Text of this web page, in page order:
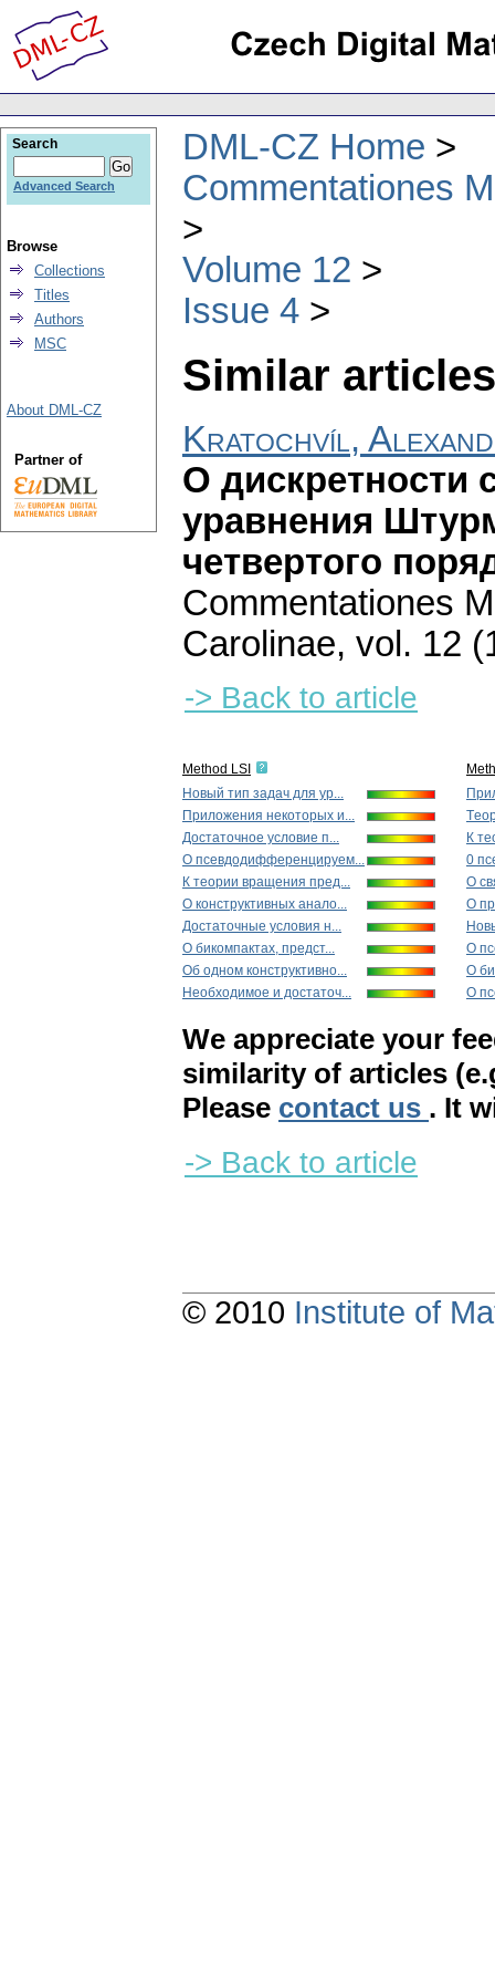
DML-CZ Home
Commentationes
Volume 12
Issue 4
Similar
Kratochvíl,
О дискретности
уравнения
четвертого
Commentationes
Carolinae, vol. 12
-> Back to article
Method LSI
Новый тип задач для ур...
Приложения некоторых и...
Достаточное условие п...
О псевдодифференцируем...
К теории вращения пред...
О конструктивных aнaлo...
Достаточные условия н...
О бикомпaктax, пpeдcт...
Об одном конструктивно...
Необходимое и достаточ...
К
0
О
О
О
О
О
We appreciate your
similarity of articles
Please contact us . It
-> Back to article
Search
Advanced Search
Browse
Collections
Titles
Authors
MSC
About DML-CZ
Partner of
© 2010 Institute of